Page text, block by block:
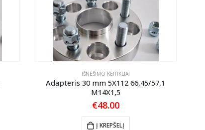
IŠNEŠIMO KEITIKLIAI
Adapteris 30 mm 5X112 66,45/57,1
M14X1,5
€48.00
Į KREPŠELĮ